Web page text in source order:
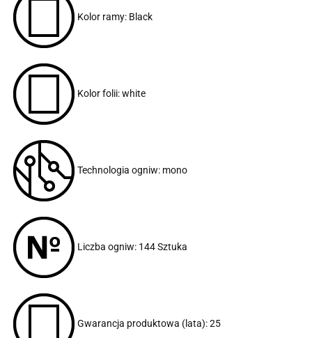
Kolor ramy: Black
Kolor folii: white
Technologia ogniw: mono
Liczba ogniw: 144 Sztuka
Gwarancja produktowa (lata): 25